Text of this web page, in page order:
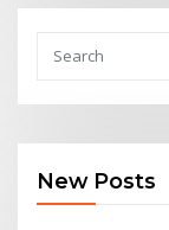
New Posts